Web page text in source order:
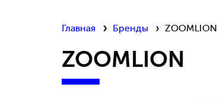
Главная Бренды ZOOMLION
ZOOMLION